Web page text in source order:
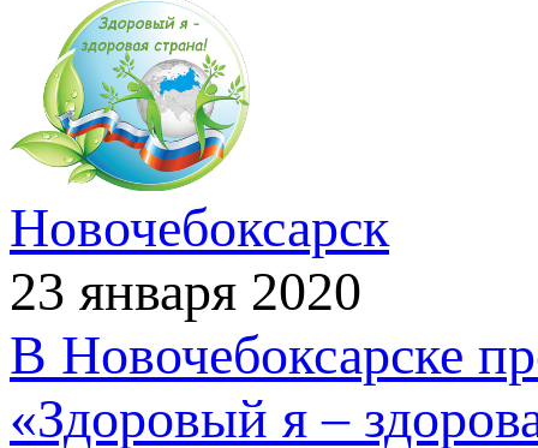
Новочебоксарск
23 января 2020
В Новочебоксарске
«Здоровый я –